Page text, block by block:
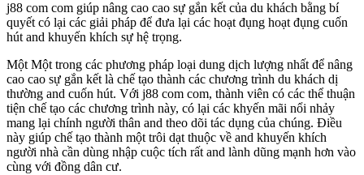
j88 com com giúp nâng cao cao sự gắn kết của du khách bằng bí
quyết có lại các giải pháp để đưa lại các hoạt đụng hoạt đụng cuốn
hút and khuyến khích sự hệ trọng.
Một Một trong các phương pháp loại dung dịch lượng nhất để nâng
cao cao sự gắn kết là chế tạo thành các chương trình du khách dị
thường and cuốn hút. Với j88 com com, thành viên có các thể thuận
tiện chế tạo các chương trình này, có lại các khyến mãi nổi nhảy
mang lại chính người thân and theo dõi tác dụng của chúng. Điều
này giúp chế tạo thành một trôi dạt thuộc về and khuyến khích
người nhà cần dùng nhập cuộc tích rất and lành dũng mạnh hơn vào
cùng với đồng dân cư.